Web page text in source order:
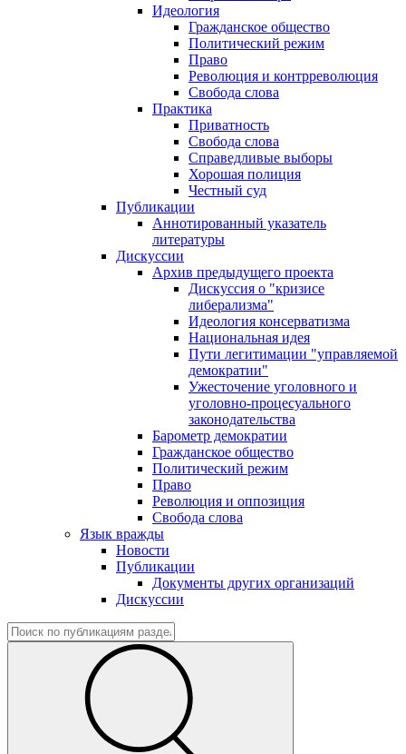
Идеология
Гражданское общество
Политический режим
Право
Революция и контрреволюция
Свобода слова
Практика
Приватность
Свобода слова
Справедливые выборы
Хорошая полиция
Честный суд
Публикации
Аннотированный указатель
литературы
Дискуссии
Архив предыдущего проекта
Дискуссия о "кризисе
либерализма"
Идеология консерватизма
Национальная идея
Пути легитимации "управляемой
демократии"
Ужесточение уголовного и
уголовно-процесуального
законодательства
Барометр демократии
Гражданское общество
Политический режим
Право
Революция и оппозиция
Свобода слова
Язык вражды
Новости
Публикации
Документы других организаций
Дискуссии